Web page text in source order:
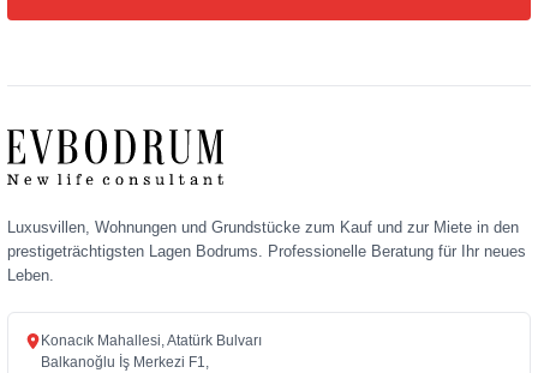
Adresse
Luxusvillen, Wohnungen und Grundstücke zum Kauf und zur Miete in den
prestigeträchtigsten Lagen Bodrums. Professionelle Beratung für Ihr neues
Leben.
Konacık Mahallesi, Atatürk Bulvarı
Balkanoğlu İş Merkezi F1,